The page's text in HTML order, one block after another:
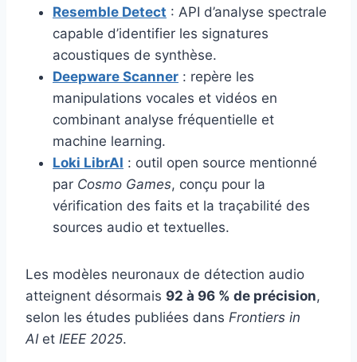
Resemble Detect : API d’analyse spectrale
capable d’identifier les signatures
acoustiques de synthèse.
Deepware Scanner : repère les
manipulations vocales et vidéos en
combinant analyse fréquentielle et
machine learning.
Loki LibrAI : outil open source mentionné
par Cosmo Games, conçu pour la
vérification des faits et la traçabilité des
sources audio et textuelles.
Les modèles neuronaux de détection audio
atteignent désormais 92 à 96 % de précision,
selon les études publiées dans Frontiers in
AIet IEEE 2025.